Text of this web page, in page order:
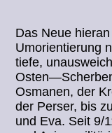
Das Neue
Umorientierung
tiefe,
Osmanen, der
der Perser, bis
und Eva. Seit 9/